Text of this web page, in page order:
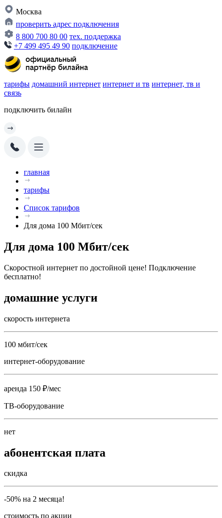
Москва
проверить адрес подключения
8 800 700 80 00 тех. поддержка
+7 499 495 49 90 подключение
тарифы домашний интернет интернет и тв интернет, тв и
связь
подключить билайн
главная
тарифы
Список тарифов
Для дома 100 Мбит/сек
Для дома 100 Мбит/сек
Скоростной интернет по достойной цене! Подключение
бесплатно!
домашние услуги
скорость интернета
100 мбит/сек
интернет-оборудование
аренда 150 ₽/мес
ТВ-оборудование
нет
абонентская плата
скидка
-50% на 2 месяца!
стоимость по акции